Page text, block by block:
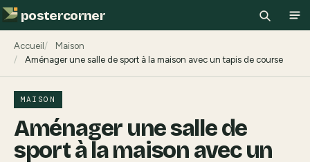
postercorner
Accueil
Maison
Aménager une salle de sport à la maison avec un tapis de course
MAISON
Aménager une salle de
sport à la maison avec un